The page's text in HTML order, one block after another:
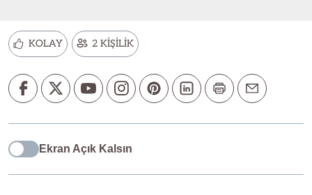
KOLAY 2 KİŞİLİK
Ekran Açık Kalsın